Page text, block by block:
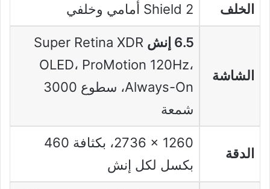
الخلف
Shield 2 أمامي وخلفي
الشاشة
6.5 إنش
Super Retina XDR
OLED، ProMotion 120Hz،
Always-On، سطوع 3000
شمعة
الدقة
‎2736 × 1260، بكثافة 460
بكسل لكل إنش